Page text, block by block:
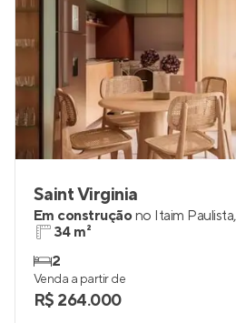
Saint Virginia
Em construçãono Itaim Paulista
34 m²
2
Venda a partir de
R$ 264.000